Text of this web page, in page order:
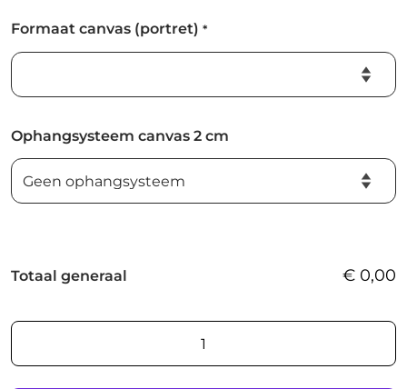
Formaat canvas (portret) *
Ophangsysteem canvas 2 cm
Totaal generaal € 0,00
AI
foto